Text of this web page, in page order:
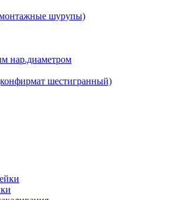
шурупы)
нар.диаметром
шестигранный)